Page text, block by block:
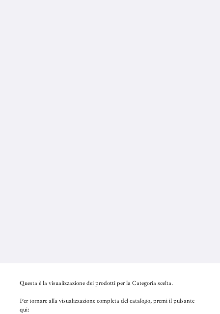
Questa è la visualizzazione dei prodotti per la Categoria scelta.
Per tornare alla visualizzazione completa del catalogo, premi il pulsante
qui: